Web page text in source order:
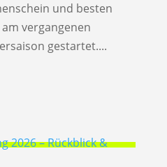
und besten
vergangenen
gestartet....